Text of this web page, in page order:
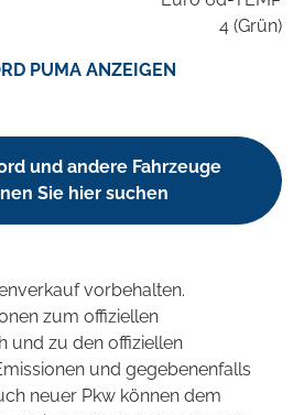
4 (Grün)
PUMA ANZEIGEN
und andere Fahrzeuge
Sie hier suchen
vorbehalten.
zum offiziellen
und zu den offiziellen
und gegebenenfalls
neuer Pkw können dem